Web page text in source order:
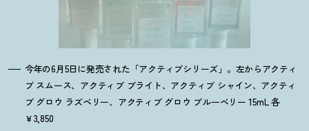
今年の6月5日に発売された「アクティブシリーズ」。左からアクティ
ブ スムース、アクティブ ブライト、アクティブ シャイン、アクティ
ブ グロウ ラズベリー、アクティブ グロウ ブルーベリー 15mL 各
￥3,850